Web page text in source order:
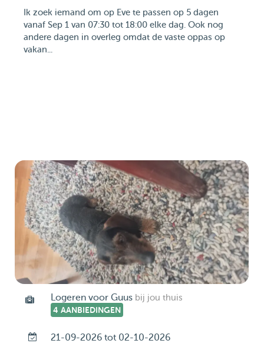
Ik zoek iemand om op Eve te passen op 5 dagen
vanaf Sep 1 van 07:30 tot 18:00 elke dag. Ook nog
andere dagen in overleg omdat de vaste oppas op
vakan...
Logeren voor Guus bij jou thuis
4 AANBIEDINGEN
21-09-2026 tot 02-10-2026